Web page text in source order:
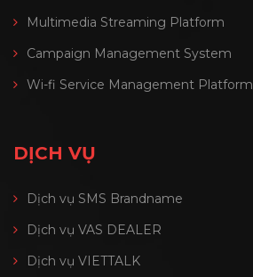
Multimedia Streaming Platform
Campaign Management System
Wi-fi Service Management Platform
DỊCH VỤ
Dịch vụ SMS Brandname
Dịch vụ VAS DEALER
Dịch vụ VIETTALK